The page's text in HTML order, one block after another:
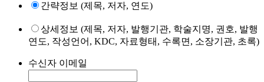
간략정보 (제목, 저자, 연도)
상세정보 (제목, 저자, 발행기관, 학술지명, 권호, 발행
연도, 작성언어, KDC, 자료형태, 수록면, 소장기관, 초록)
수신자 이메일